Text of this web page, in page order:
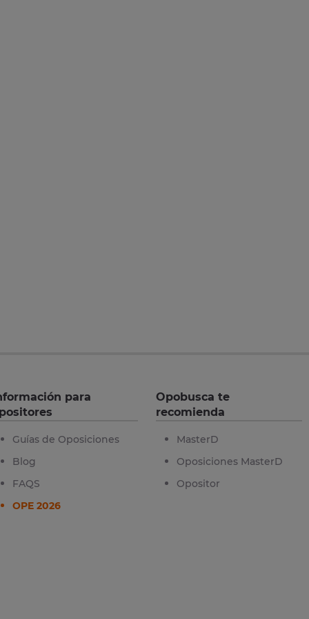
para
Guías de Oposiciones
Blog
FAQS
OPE 2026
Opobusca te
recomienda
MasterD
Oposiciones MasterD
Opositor